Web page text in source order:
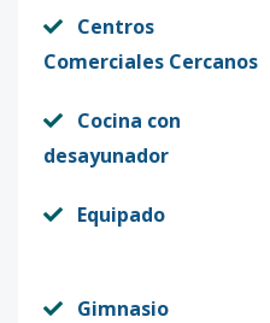
Centros
Comerciales Cercanos
Cocina con
desayunador
Equipado
Gimnasio